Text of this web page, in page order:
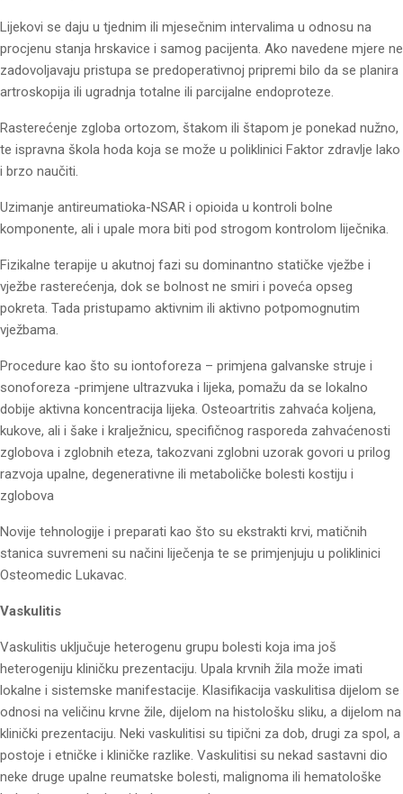
Lijekovi se daju u tjednim ili mjesečnim intervalima u odnosu na
procjenu stanja hrskavice i samog pacijenta. Ako navedene mjere ne
zadovoljavaju pristupa se predoperativnoj pripremi bilo da se planira
artroskopija ili ugradnja totalne ili parcijalne endoproteze.
Rasterećenje zgloba ortozom, štakom ili štapom je ponekad nužno,
te ispravna škola hoda koja se može u poliklinici Faktor zdravlje lako
i brzo naučiti.
Uzimanje antireumatioka-NSAR i opioida u kontroli bolne
komponente, ali i upale mora biti pod strogom kontrolom liječnika.
Fizikalne terapije u akutnoj fazi su dominantno statičke vježbe i
vježbe rasterećenja, dok se bolnost ne smiri i poveća opseg
pokreta. Tada pristupamo aktivnim ili aktivno potpomognutim
vježbama.
Procedure kao što su iontoforeza – primjena galvanske struje i
sonoforeza -primjene ultrazvuka i lijeka, pomažu da se lokalno
dobije aktivna koncentracija lijeka. Osteoartritis zahvaća koljena,
kukove, ali i šake i kralježnicu, specifičnog rasporeda zahvaćenosti
zglobova i zglobnih eteza, takozvani zglobni uzorak govori u prilog
razvoja upalne, degenerativne ili metaboličke bolesti kostiju i
zglobova
Novije tehnologije i preparati kao što su ekstrakti krvi, matičnih
stanica suvremeni su načini liječenja te se primjenjuju u poliklinici
Osteomedic Lukavac.
Vaskulitis
Vaskulitis uključuje heterogenu grupu bolesti koja ima još
heterogeniju kliničku prezentaciju. Upala krvnih žila može imati
lokalne i sistemske manifestacije. Klasifikacija vaskulitisa dijelom se
odnosi na veličinu krvne žile, dijelom na histološku sliku, a dijelom na
klinički prezentaciju. Neki vaskulitisi su tipični za dob, drugi za spol, a
postoje i etničke i kliničke razlike. Vaskulitisi su nekad sastavni dio
neke druge upalne reumatske bolesti, malignoma ili hematološke